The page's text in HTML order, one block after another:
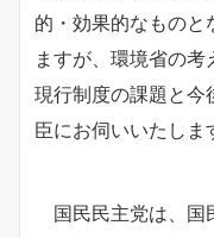
的・効果的なものと
ますが、 環境省の考
現行制度の課題と今
臣にお伺いいたしま
国民民主党は、国